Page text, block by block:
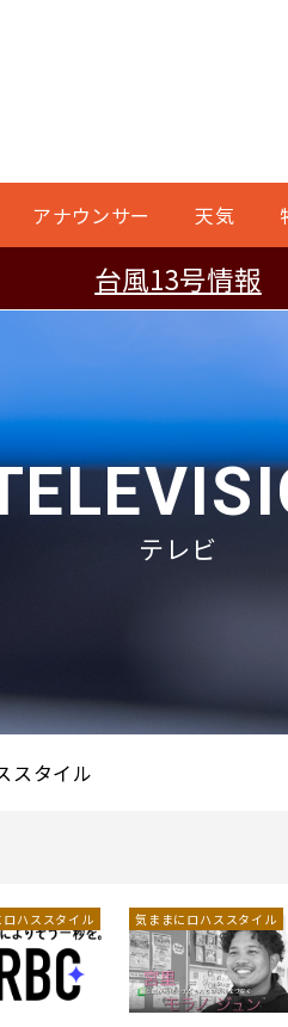
アナウンサー 天気
台風13号情報
テレビ
スタイル
ハススタイル 気ままにロハススタイル